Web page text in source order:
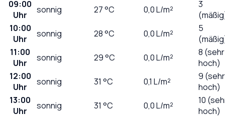
09:00
Uhr
sonnig 27°C 0,0L/m²
3
10:00
Uhr
sonnig 28°C 0,0L/m²
5
11:00
Uhr
sonnig 29°C 0,0L/m²
8 (sehr
hoch)
12:00
Uhr
sonnig 31 °C 0,1 L/m²
9 (sehr
hoch)
13:00
Uhr
sonnig 31 °C 0,0L/m²
10
hoch)